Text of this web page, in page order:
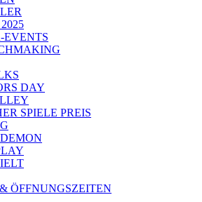
EVENTS
DAY
SPIELE PREIS
ÖFFNUNGSZEITEN